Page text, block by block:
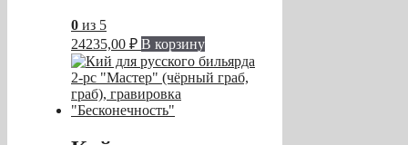
0 из 5
24235,00 ₽ В корзину